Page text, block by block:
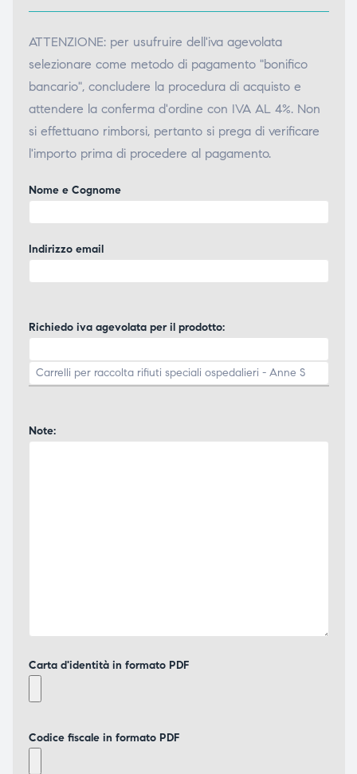
ATTENZIONE: per usufruire dell'iva agevolata
selezionare come metodo di pagamento "bonifico
bancario", concludere la procedura di acquisto e
attendere la conferma d'ordine con IVA AL 4%. Non
si effettuano rimborsi, pertanto si prega di verificare
l'importo prima di procedere al pagamento.
Nome e Cognome
Indirizzo email
Richiedo iva agevolata per il prodotto:
Note:
Carta d'identità in formato PDF
Codice fiscale in formato PDF